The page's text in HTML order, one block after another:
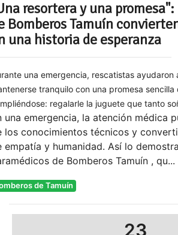
resortera y una
Bomberos Tamuín
una historia de esperanza
una emergencia, rescatistas ayudaron
tranquilo con una promesa sencilla
regalarle la juguete que tanto
una emergencia, la atención médica
los conocimientos técnicos y
empatía y humanidad. Así lo
de Bomberos Tamuín , qu...
de Tamuín
23